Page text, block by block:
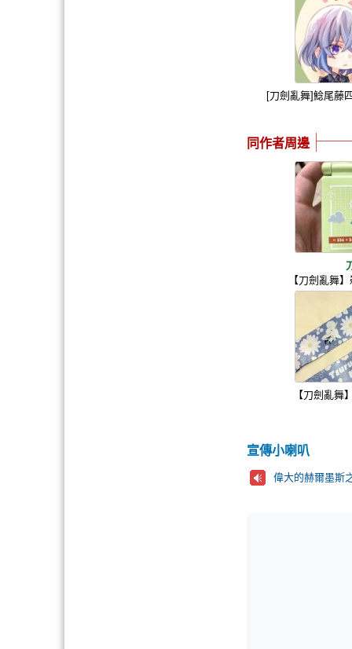
[刀劍亂舞]鯰尾藤
同作者周邊
【刀劍亂舞
【刀劍亂舞
宣傳小喇叭
偉大的赫爾墨斯